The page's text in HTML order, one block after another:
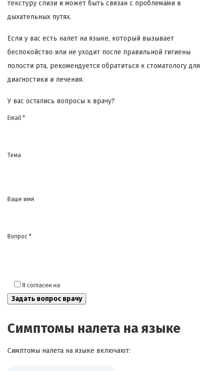
текстуру слизи и может быть связан с проблемами в
дыхательных путях.
Если у вас есть налет на языке, который вызывает
беспокойство или не уходит после правильной гигиены
полости рта, рекомендуется обратиться к стоматологу для
диагностики и лечения.
У вас остались вопросы к врачу?
Email *
Тема
Ваше имя
Вопрос *
Я согласен на
Симптомы налета на языке
Симптомы налета на языке включают: